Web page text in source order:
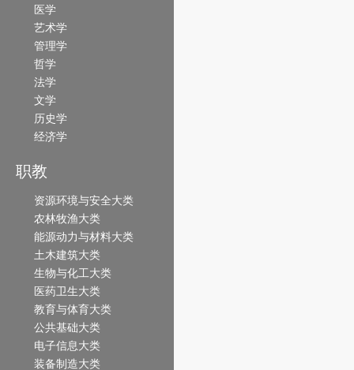
医学
艺术学
管理学
哲学
法学
文学
历史学
经济学
职教
资源环境与安全大类
农林牧渔大类
能源动力与材料大类
土木建筑大类
生物与化工大类
医药卫生大类
教育与体育大类
公共基础大类
电子信息大类
装备制造大类